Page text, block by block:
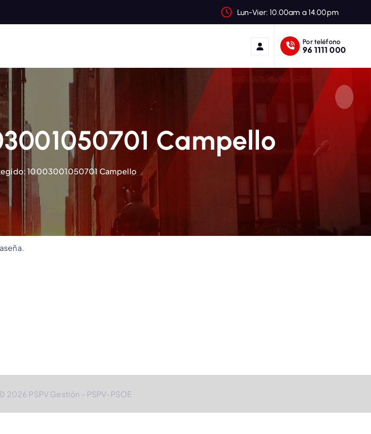
Lun-Vier: 10.00am a 14.00pm
Por teléfono
96 1111 000
Campello
10003001050701 Campello
2026 PSPV Gestión - PSPV-PSOE